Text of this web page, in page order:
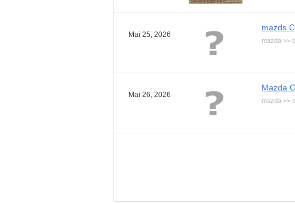
Mai 25, 2026
mazds
mazda >>
Mai 26, 2026
Mazda
mazda >>